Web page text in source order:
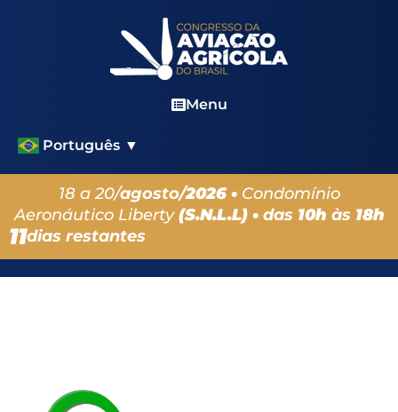
Menu
Português ▼
18 a 20/agosto/2026 • Condomínio
Aeronáutico Liberty(S.N.L.L) • das 10h às 18h
11dias restantes